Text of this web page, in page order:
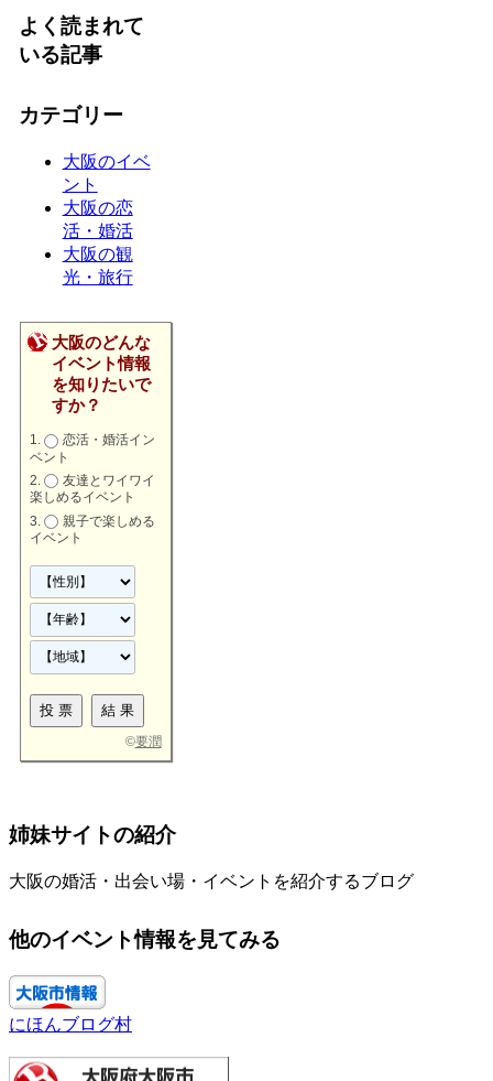
よく読まれて
いる記事
カテゴリー
大阪のイベ
ント
大阪の恋
活・婚活
大阪の観
光・旅行
大阪のどんな
イベント情報
を知りたいで
すか？
恋活・婚活イン
ベント
友達とワイワイ
楽しめるイベント
親子で楽しめる
イベント
©要潤
姉妹サイトの紹介
大阪の婚活・出会い場・イベントを紹介するブログ
他のイベント情報を見てみる
にほんブログ村